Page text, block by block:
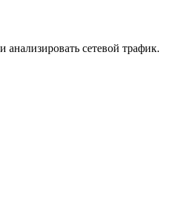
сетевой трафик.